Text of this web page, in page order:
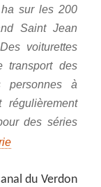
sur les 200
Saint Jean
voiturettes
transport des
personnes à
des séries
du Verdon